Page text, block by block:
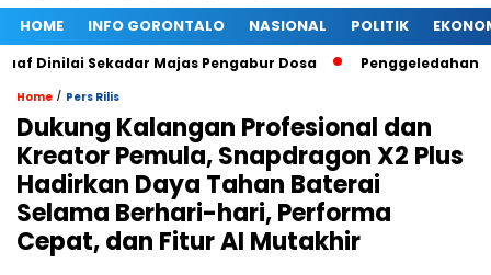
HOME INFO GORONTALO NASIONAL POLITIK
Dinilai Sekadar Majas Pengabur Dosa Penggeledahan
Home / Pers Rilis
Dukung Kalangan Profesional dan
Kreator Pemula, Snapdragon X2 Plus
Hadirkan Daya Tahan Baterai
Selama Berhari-hari, Performa
Cepat, dan Fitur AI Mutakhir